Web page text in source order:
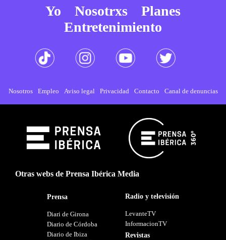
Yo Nosotrxs
Planes
Entretenimiento
Nosotros Empleo Aviso legal Privacidad Contacto Canal de denuncias
Otras webs de Prensa Ibérica Media
Prensa
Diari de Girona
Diario de Córdoba
Diario de Ibiza
Radio y televisión
LevanteTV
InformacionTV
Revistas